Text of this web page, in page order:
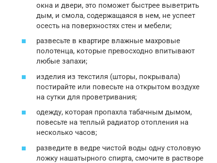
окна и двери, это поможет быстрее выветрить
дым, и смола, содержащаяся в нем, не успеет
осесть на поверхностях стен и мебели;
развесьте в квартире влажные махровые
полотенца, которые превосходно впитывают
любые запахи;
изделия из текстиля (шторы, покрывала)
постирайте или повесьте на открытом воздухе
на сутки для проветривания;
одежду, которая пропахла табачным дымом,
повесьте на теплый радиатор отопления на
несколько часов;
разведите в ведре чистой воды одну столовую
ложку нашатырного спирта, смочите в растворе